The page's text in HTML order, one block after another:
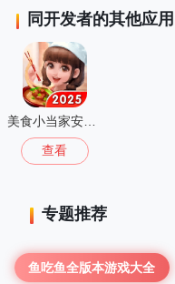
同开发者的其他应用
查看
专题推荐
鱼吃鱼全版本游戏大全